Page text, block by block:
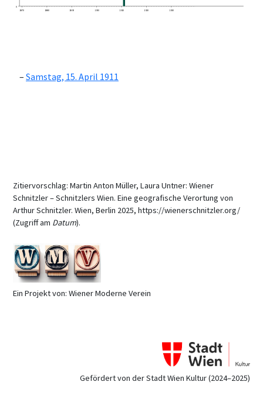
0
1870
1880 1890 1900 1910 1920 1930
Samstag, 15. April 1911
Zitiervorschlag: Martin Anton Müller, Laura Untner: Wiener
Schnitzler – Schnitzlers Wien. Eine geografische Verortung von
Arthur Schnitzler. Wien, Berlin 2025, https://wienerschnitzler.org/
(Zugriff am Datum).
Ein Projekt von: Wiener Moderne Verein
Gefördert von der Stadt Wien Kultur (2024–2025)